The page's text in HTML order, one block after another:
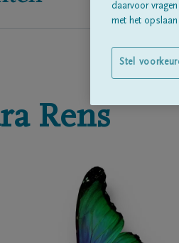
Rens
daarvoor
met het
Stel